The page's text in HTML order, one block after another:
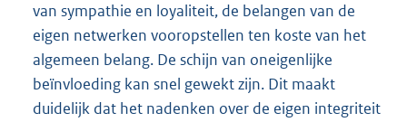
van sympathie en loyaliteit, de belangen van de
eigen netwerken vooropstellen ten koste van het
algemeen belang. De schijn van oneigenlijke
beïnvloeding kan snel gewekt zijn. Dit maakt
duidelijk dat het nadenken over de eigen integriteit